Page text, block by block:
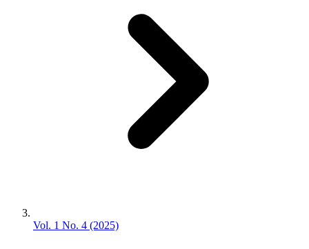
Vol. 1 No. 4 (2025)